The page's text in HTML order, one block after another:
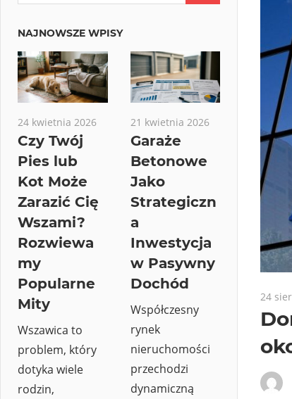
24
NAJNOWSZE WPISY
24 kwietnia 2026
Czy Twój
Pies lub
Kot Może
Zarazić Cię
Wszami?
Rozwiewa
my
Popularne
Mity
Wszawica to
problem, który
dotyka wiele
rodzin,
21 kwietnia 2026
Garaże
Betonowe
Jako
Strategiczn
a
Inwestycja
w Pasywny
Dochód
Współczesny
rynek
nieruchomości
przechodzi
dynamiczną